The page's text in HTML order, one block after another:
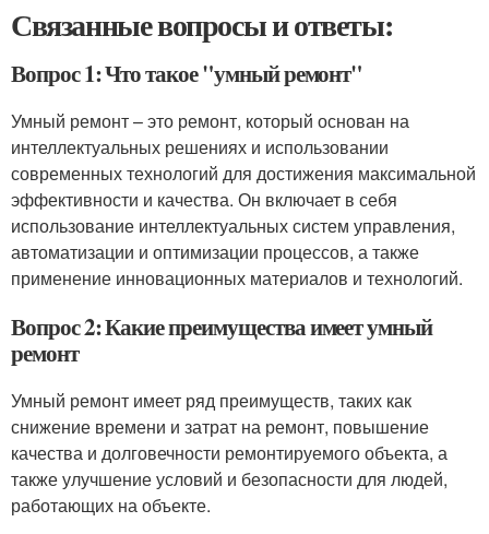
Связанные вопросы и ответы:
Вопрос 1: Что такое "умный ремонт"
Умный ремонт – это ремонт, который основан на
интеллектуальных решениях и использовании
современных технологий для достижения максимальной
эффективности и качества. Он включает в себя
использование интеллектуальных систем управления,
автоматизации и оптимизации процессов, а также
применение инновационных материалов и технологий.
Вопрос 2: Какие преимущества имеет умный
ремонт
Умный ремонт имеет ряд преимуществ, таких как
снижение времени и затрат на ремонт, повышение
качества и долговечности ремонтируемого объекта, а
также улучшение условий и безопасности для людей,
работающих на объекте.